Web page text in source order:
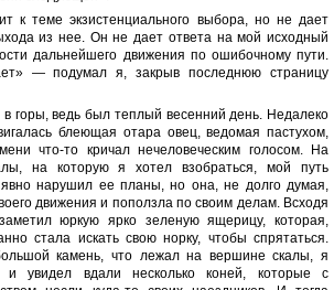
к теме экзистенциального выбора, но не дает
из нее. Он не дает ответа на мой исходный
дальнейшего движения по ошибочному пути.
— подумал я, закрыв последнюю страницу
в горы, ведь был теплый весенний день. Недалеко
блеющая отара овец, ведомая пастухом,
что-то кричал нечеловеческим голосом. На
на которую я хотел взобраться, мой путь
нарушил ее планы, но она, не долго думая,
движения и поползла по своим делам. Всходя
юркую ярко зеленую ящерицу, которая,
стала искать свою норку, чтобы спрятаться.
камень, что лежал на вершине скалы, я
и увидел вдали несколько коней, которые с